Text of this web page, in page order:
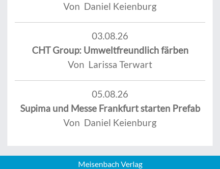
Von Daniel Keienburg
03.08.26
CHT Group: Umweltfreundlich färben
Von Larissa Terwart
05.08.26
Supima und Messe Frankfurt starten Prefab
Von Daniel Keienburg
Meisenbach Verlag